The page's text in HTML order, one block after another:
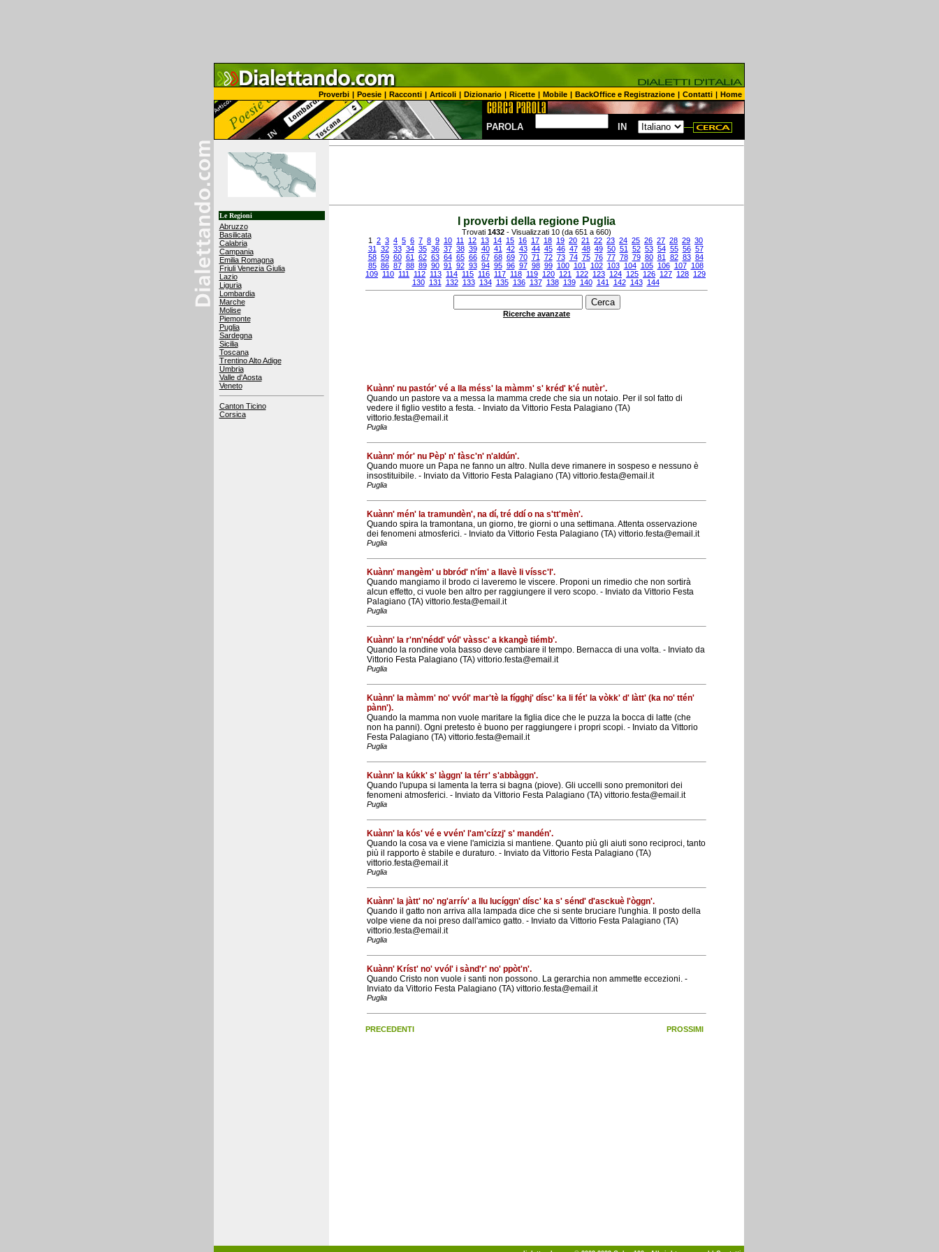
Proverbi | Poesie | Racconti | Articoli | Dizionario | Ricette | Mobile | BackOffice e Registrazione | Contatti | Home
PAROLA IN
Le Regioni
Abruzzo
Basilicata
Calabria
Campania
Emilia Romagna
Friuli Venezia Giulia
Lazio
Liguria
Lombardia
Marche
Molise
Piemonte
Puglia
Sardegna
Sicilia
Toscana
Trentino Alto Adige
Umbria
Valle d'Aosta
Veneto
Canton Ticino
Corsica
I proverbi della regione Puglia
Trovati 1432 - Visualizzati 10 (da 651 a 660)
1
2 3 4 5 6 7 8 9 10 11 12 13 14 15 16 17 18 19 20 21 22 23 24 25 26 27 28 29 30
31
32 33 34 35 36 37 38 39 40 41 42 43 44 45 46 47 48 49 50 51 52 53 54 55 56 57
58 59 60 61 62 63 64 65 66 67 68 69 70 71 72 73 74 75 76 77 78 79 80 81 82 83 84
85 86 87 88 89 90 91 92 93 94 95 96 97 98 99 100 101 102 103 104 105 106 107
108
109 110 111 112 113 114 115 116 117 118 119 120 121 122 123 124 125 126 127 128 129
130
131 132 133 134 135 136 137 138 139 140 141 142 143 144
Ricerche avanzate
Kuànn' nu pastór' vé a lla méss' la màmm' s' kréd' k'é nutèr'.
Quando un pastore va a messa la mamma crede che sia un notaio. Per il sol fatto di
vedere il figlio vestito a festa. - Inviato da Vittorio Festa Palagiano (TA)
vittorio.festa@email.it
Puglia
Kuànn' mór' nu Pèp' n' fàsc'n' n'aldún'.
Quando muore un Papa ne fanno un altro. Nulla deve rimanere in sospeso e nessuno è
insostituibile. - Inviato da Vittorio Festa Palagiano (TA) vittorio.festa@email.it
Puglia
Kuànn' mén' la tramundèn', na dí, tré ddí o na s'tt'mèn'.
Quando spira la tramontana, un giorno, tre giorni o una settimana. Attenta osservazione
dei fenomeni atmosferici. - Inviato da Vittorio Festa Palagiano (TA) vittorio.festa@email.it
Puglia
Kuànn' mangèm' u bbród' n'ím' a llavè li víssc'l'.
Quando mangiamo il brodo ci laveremo le viscere. Proponi un rimedio che non sortirà
alcun effetto, ci vuole ben altro per raggiungere il vero scopo. - Inviato da Vittorio Festa
Palagiano (TA) vittorio.festa@email.it
Puglia
Kuànn' la r'nn'nédd' vól' vàssc' a kkangè tiémb'.
Quando la rondine vola basso deve cambiare il tempo. Bernacca di una volta. - Inviato da
Vittorio Festa Palagiano (TA) vittorio.festa@email.it
Puglia
Kuànn' la màmm' no' vvól' mar'tè la fígghj' dísc' ka li fét' la vòkk' d' làtt' (ka no' ttén'
pànn').
Quando la mamma non vuole maritare la figlia dice che le puzza la bocca di latte (che
non ha panni). Ogni pretesto è buono per raggiungere i propri scopi. - Inviato da Vittorio
Festa Palagiano (TA) vittorio.festa@email.it
Puglia
Kuànn' la kúkk' s' làggn' la térr' s'abbàggn'.
Quando l'upupa si lamenta la terra si bagna (piove). Gli uccelli sono premonitori dei
fenomeni atmosferici. - Inviato da Vittorio Festa Palagiano (TA) vittorio.festa@email.it
Puglia
Kuànn' la kós' vé e vvén' l'am'cízzj' s' mandén'.
Quando la cosa va e viene l'amicizia si mantiene. Quanto più gli aiuti sono reciproci, tanto
più il rapporto è stabile e duraturo. - Inviato da Vittorio Festa Palagiano (TA)
vittorio.festa@email.it
Puglia
Kuànn' la jàtt' no' ng'arrív' a llu lucíggn' dísc' ka s' sénd' d'asckuè l'òggn'.
Quando il gatto non arriva alla lampada dice che si sente bruciare l'unghia. Il posto della
volpe viene da noi preso dall'amico gatto. - Inviato da Vittorio Festa Palagiano (TA)
vittorio.festa@email.it
Puglia
Kuànn' Kríst' no' vvól' i sànd'r' no' ppòt'n'.
Quando Cristo non vuole i santi non possono. La gerarchia non ammette eccezioni. -
Inviato da Vittorio Festa Palagiano (TA) vittorio.festa@email.it
Puglia
PRECEDENTI PROSSIMI